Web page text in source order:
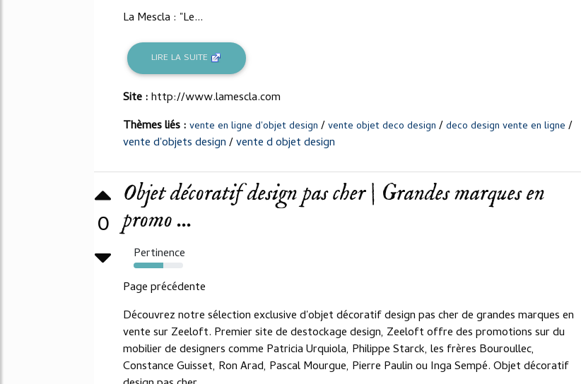
La Mescla : "Le...
LIRE LA SUITE
Site :http://www.lamescla.com
Thèmes liés : vente en ligne d'objet design /vente objet deco design /deco design vente en ligne /
vente d'objets design/vente d objet design
0
Objet décoratif design pas cher | Grandes marques en
promo ...
Pertinence
60%
Page précédente
Découvrez notre sélection exclusive d'objet décoratif design pas cher de grandes marques en
vente sur Zeeloft. Premier site de destockage design, Zeeloft offre des promotions sur du
mobilier de designers comme Patricia Urquiola, Philippe Starck, les frères Bouroullec,
Constance Guisset, Ron Arad, Pascal Mourgue, Pierre Paulin ou Inga Sempé. Objet décoratif